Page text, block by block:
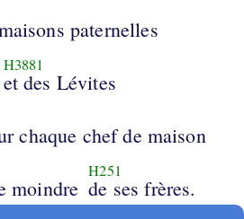
paternelles
H3881
et des Lévites
chaque chef de maison
moindre
H251
de ses frères.